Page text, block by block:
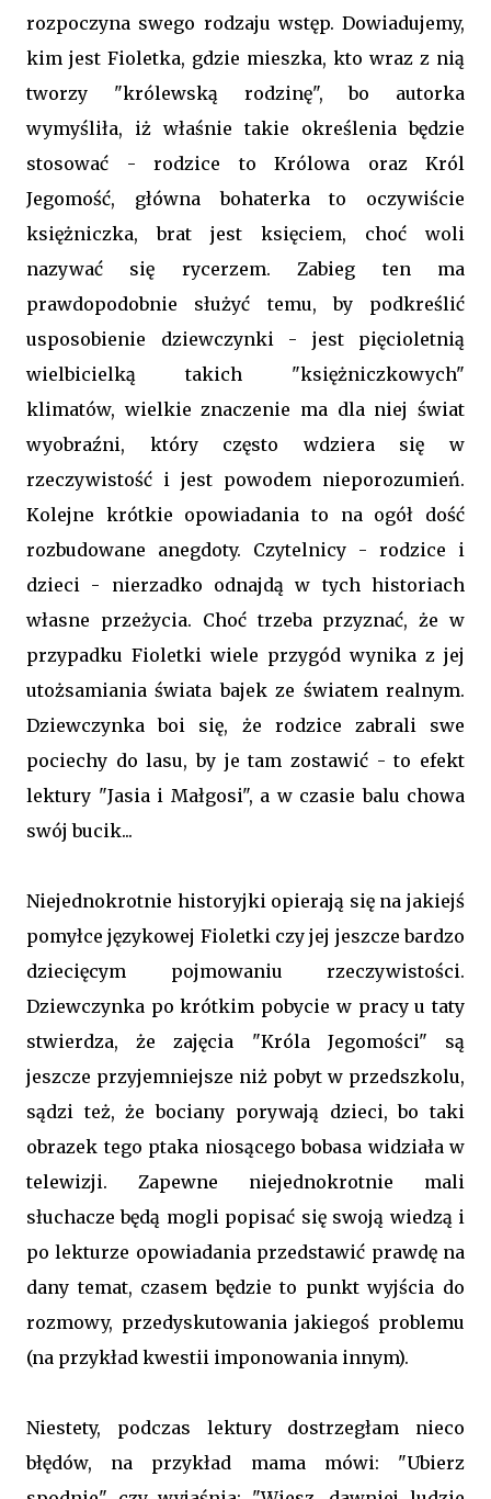
rozpoczyna swego rodzaju wstęp. Dowiadujemy,
kim jest Fioletka, gdzie mieszka, kto wraz z nią
tworzy "królewską rodzinę", bo autorka
wymyśliła, iż właśnie takie określenia będzie
stosować - rodzice to Królowa oraz Król
Jegomość, główna bohaterka to oczywiście
księżniczka, brat jest księciem, choć woli
nazywać się rycerzem. Zabieg ten ma
prawdopodobnie służyć temu, by podkreślić
usposobienie dziewczynki - jest pięcioletnią
wielbicielką takich "księżniczkowych"
klimatów, wielkie znaczenie ma dla niej świat
wyobraźni, który często wdziera się w
rzeczywistość i jest powodem nieporozumień.
Kolejne krótkie opowiadania to na ogół dość
rozbudowane anegdoty. Czytelnicy - rodzice i
dzieci - nierzadko odnajdą w tych historiach
własne przeżycia. Choć trzeba przyznać, że w
przypadku Fioletki wiele przygód wynika z jej
utożsamiania świata bajek ze światem realnym.
Dziewczynka boi się, że rodzice zabrali swe
pociechy do lasu, by je tam zostawić - to efekt
lektury "Jasia i Małgosi", a w czasie balu chowa
swój bucik...
Niejednokrotnie historyjki opierają się na jakiejś
pomyłce językowej Fioletki czy jej jeszcze bardzo
dziecięcym pojmowaniu rzeczywistości.
Dziewczynka po krótkim pobycie w pracy u taty
stwierdza, że zajęcia "Króla Jegomości" są
jeszcze przyjemniejsze niż pobyt w przedszkolu,
sądzi też, że bociany porywają dzieci, bo taki
obrazek tego ptaka niosącego bobasa widziała w
telewizji. Zapewne niejednokrotnie mali
słuchacze będą mogli popisać się swoją wiedzą i
po lekturze opowiadania przedstawić prawdę na
dany temat, czasem będzie to punkt wyjścia do
rozmowy, przedyskutowania jakiegoś problemu
(na przykład kwestii imponowania innym).
Niestety, podczas lektury dostrzegłam nieco
błędów, na przykład mama mówi: "Ubierz